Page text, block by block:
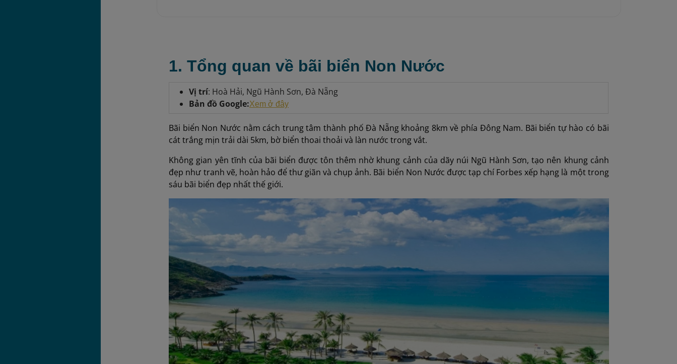
1. Tổng quan về bãi biển Non Nước
Vị trí: Hoà Hải, Ngũ Hành Sơn, Đà Nẵng
Bản đồ Google:Xem ở đây
Bãi biển Non Nước nằm cách trung tâm thành phố Đà Nẵng khoảng 8km về phía Đông Nam. Bãi biển tự hào có bãi
cát trắng mịn trải dài 5km, bờ biển thoai thoải và làn nước trong vắt.
Không gian yên tĩnh của bãi biển được tôn thêm nhờ khung cảnh của dãy núi Ngũ Hành Sơn, tạo nên khung cảnh
đẹp như tranh vẽ, hoàn hảo để thư giãn và chụp ảnh. Bãi biển Non Nước được tạp chí Forbes xếp hạng là một trong
sáu bãi biển đẹp nhất thế giới.